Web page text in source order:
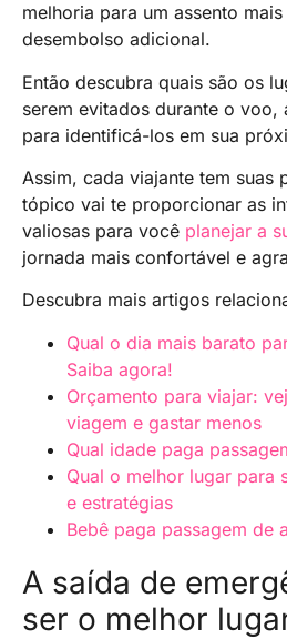
melhoria para um assento
desembolso adicional.
Então descubra quais são os
serem evitados durante o voo,
para identificá-los em sua
Assim, cada viajante tem suas
tópico vai te proporcionar as
valiosas para você planejar a
jornada mais confortável e
Descubra mais artigos
Qual o dia mais barato
Saiba agora!
Orçamento para viajar:
viagem e gastar menos
Qual idade paga
Qual o melhor lugar para
e estratégias
Bebê paga passagem de
A saída de
ser o melhor